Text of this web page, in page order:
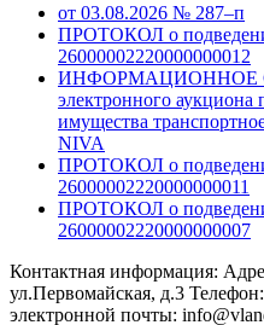
от 03.08.2026 № 287–п
ПРОТОКОЛ о
26000002220000000012
ИНФОРМАЦИОННОЕ
электронного
имущества
NIVA
ПРОТОКОЛ о
26000002220000000011
ПРОТОКОЛ о
26000002220000000007
Контактная информация:
ул.Первомайская, д.3
электронной почты: